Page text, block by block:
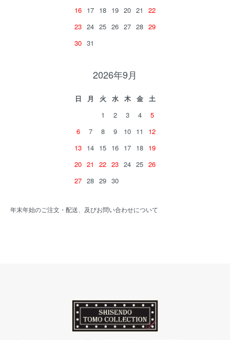
16 17 18 19 20 21
22
23 24 25 26 27 28 29
30 31
2026年9月
日 月 火 水 木 金
土
1
2 3 4
5
6
7 8 9 10 11
12
13 14 15 16 17 18 19
20 21 22 23 24 25 26
27 28 29 30
年末年始のご注文・配送、及びお問い合わせについて